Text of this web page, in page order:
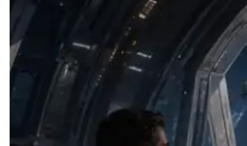
2026.07.04
ERPC startet